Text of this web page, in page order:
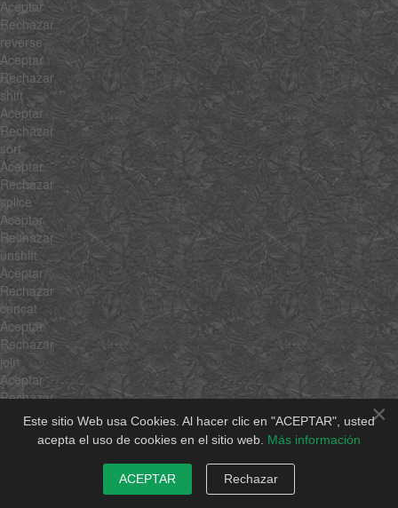
×
Este sitio Web usa Cookies. Al hacer clic en "ACEPTAR", usted
acepta el uso de cookies en el sitio web. Más información
ACEPTAR Rechazar
Aceptar
Rechazar
reverse
Aceptar
Rechazar
shift
Aceptar
Rechazar
sort
Aceptar
Rechazar
splice
Aceptar
Rechazar
unshift
Aceptar
Rechazar
concat
Aceptar
Rechazar
join
Aceptar
Rechazar
slice
Rechazar